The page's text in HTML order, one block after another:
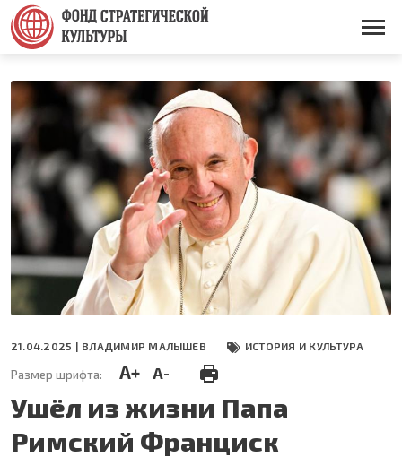
Перейти
основному
содержанию
Основная
21.04.2025 | ВЛАДИМИР МАЛЫШЕВ ИСТОРИЯ И КУЛЬТУРА
Размер шрифта: A+ A-
Ушёл из жизни Папа
Римский Франциск